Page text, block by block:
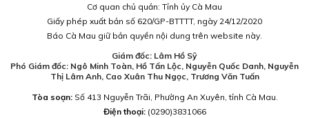
Cơ quan chủ quản: Tỉnh ủy Cà Mau
Giấy phép xuất bản số 620/GP-BTTTT, ngày 24/12/2020
Báo Cà Mau giữ bản quyền nội dung trên website này.
Giám đốc: Lâm Hồ Sỹ
Phó Giám đốc: Ngô Minh Toàn, Hồ Tấn Lộc, Nguyễn Quốc Danh, Nguyễn
Thị Lâm Anh, Cao Xuân Thu Ngọc, Trương Văn Tuấn
Tòa soạn:Số 413 Nguyễn Trãi, Phường An Xuyên, tỉnh Cà Mau.
Điện thoại: (0290)3831066